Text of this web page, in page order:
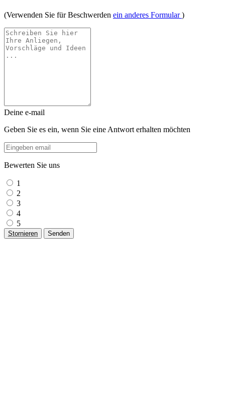
(Verwenden Sie für Beschwerden ein anderes Formular)
Deine e-mail
Geben Sie es ein, wenn Sie eine Antwort erhalten möchten
Bewerten Sie uns
1
2
3
4
5
Stornieren Senden